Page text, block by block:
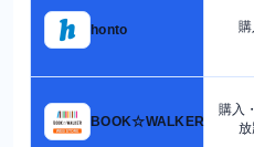
honto 購
BOOK☆WALKER
購入
放